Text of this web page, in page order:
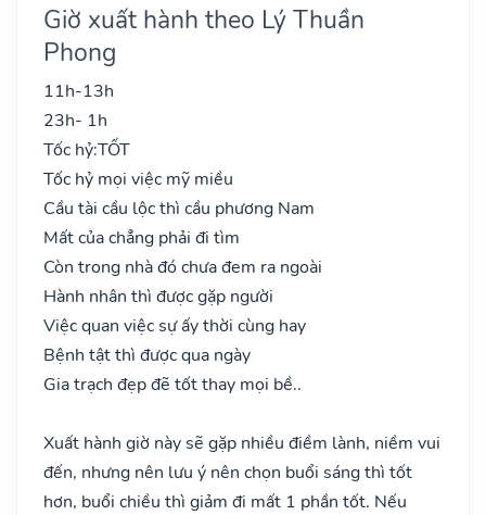
Giờ xuất hành theo Lý Thuần
Phong
11h-13h
23h- 1h
Tốc hỷ:TỐT
Tốc hỷ mọi việc mỹ miều
Cầu tài cầu lộc thì cầu phương Nam
Mất của chẳng phải đi tìm
Còn trong nhà đó chưa đem ra ngoài
Hành nhân thì được gặp người
Việc quan việc sự ấy thời cùng hay
Bệnh tật thì được qua ngày
Gia trạch đẹp đẽ tốt thay mọi bề..
Xuất hành giờ này sẽ gặp nhiều điềm lành, niềm vui
đến, nhưng nên lưu ý nên chọn buổi sáng thì tốt
hơn, buổi chiều thì giảm đi mất 1 phần tốt. Nếu